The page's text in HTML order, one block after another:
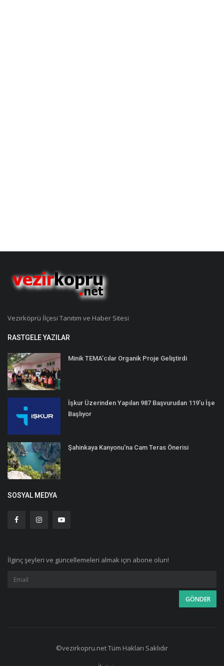
Vezirköprü İlçesi Tanıtım ve Haber Sitesi
RASTGELE YAZILAR
Minik TEMA’cılar Organik Proje Geliştirdi
İşkur Üzerinden Yapılan 987 Başvurudan 119’u İşe
Başlıyor
Şahinkaya Kanyonu'na Cam Teras Önerisi
SOSYAL MEDYA
İlginç şeyleri ve güncellemeleri almak için abone olun!
©vezirkopru.net Tüm Hakları Saklıdır